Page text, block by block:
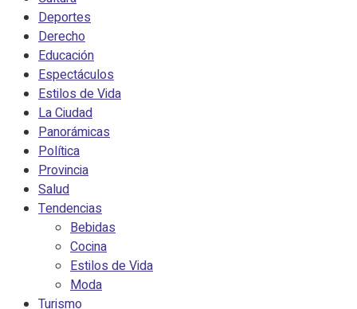
Deportes
Derecho
Educación
Espectáculos
Estilos de Vida
La Ciudad
Panorámicas
Política
Provincia
Salud
Tendencias
Bebidas
Cocina
Estilos de Vida
Moda
Turismo